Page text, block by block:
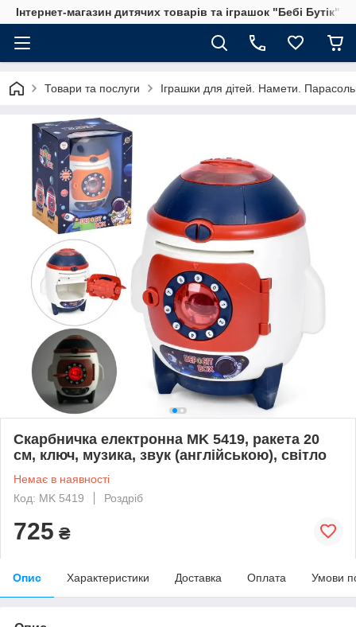
Інтернет-магазин дитячих товарів та іграшок "Бебі Бутік"
Товари та послуги Іграшки для дітей. Намети.
Скарбничка електронна MK 5419, ракета 20
см, ключ, музика, звук (англійською), світло
Немає в наявності
Код: MK 5419
Роздріб
725 ₴
Опис Характеристики Доставка Оплата Умови